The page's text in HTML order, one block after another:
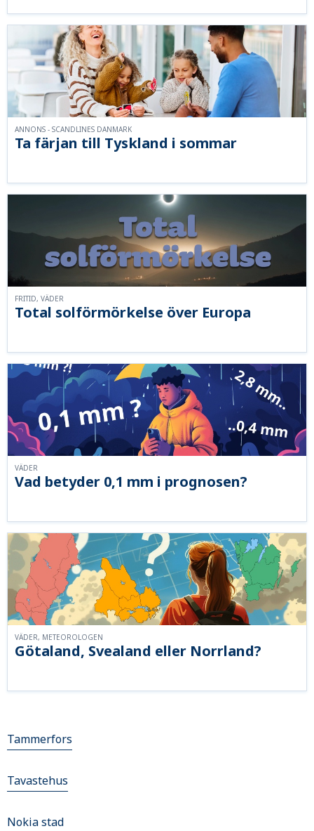
Ta färjan till Tyskland i sommar
ANNONS - SCANDLINES DANMARK
Total solförmörkelse över Europa
FRITID, VÄDER
Vad betyder 0,1 mm i prognosen?
VÄDER
Götaland, Svealand eller Norrland?
VÄDER, METEOROLOGEN
Tammerfors
Tavastehus
Nokia stad